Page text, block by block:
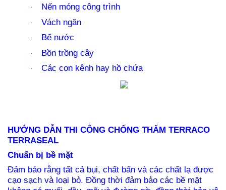
· Nến móng công trình
· Vách ngăn
· Bể nước
· Bồn trồng cây
· Các con kênh hay hồ chứa
HƯỚNG DẪN THI CÔNG CHỐNG THẤM TERRACO
TERRASEAL
Chuẩn bị bề mặt
Đảm bảo rằng tất cả bụi, chất bẩn và các chất lạ được
cạo sạch và loại bỏ. Đồng thời đảm bảo các bề mặt